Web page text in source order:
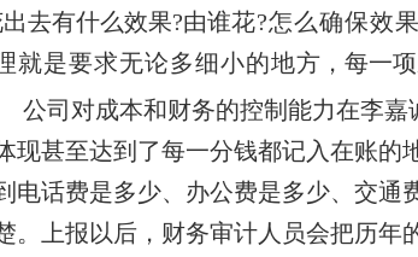
去有什么效果?由谁花?怎么确保效
就是要求无论多细小的地方，每一
公司对成本和财务的控制能力在李
现甚至达到了每一分钱都记入在账的
电话费是多少、办公费是多少、交通
。上报以后，财务审计人员会把历年